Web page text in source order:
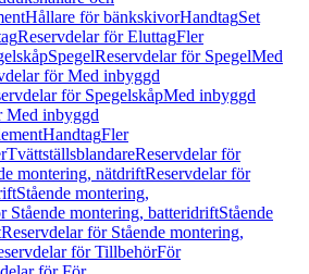
Hållare för bänkskivorHandtagSet
Reservdelar för EluttagFler
SpegelReservdelar för SpegelMed
för Med inbyggd
för SpegelskåpMed inbyggd
Med inbyggd
HandtagFler
TvättställsblandareReservdelar för
montering, nätdriftReservdelar för
Stående montering,
Stående montering, batteridriftStående
Reservdelar för Stående montering,
för TillbehörFör